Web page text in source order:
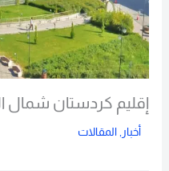
إقليم كردستان شمال
أخبار,المقالات